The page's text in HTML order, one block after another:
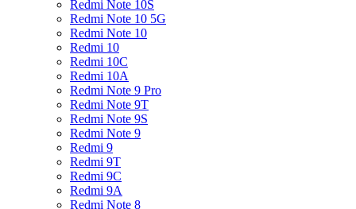
Redmi Note 10S
Redmi Note 10 5G
Redmi Note 10
Redmi 10
Redmi 10C
Redmi 10A
Redmi Note 9 Pro
Redmi Note 9T
Redmi Note 9S
Redmi Note 9
Redmi 9
Redmi 9T
Redmi 9C
Redmi 9A
Redmi Note 8